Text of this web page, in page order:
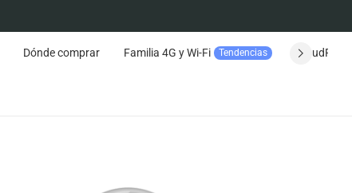
Dónde comprar Familia 4G y Wi-Fi Tendencias CloudPlay